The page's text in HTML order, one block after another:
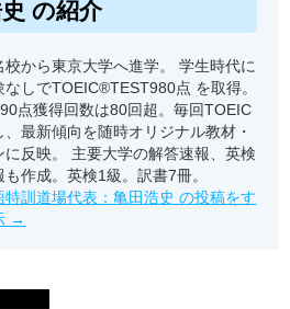
史 の紹介
校から東京大学へ進学。 学生時代に
なしでTOEIC®TEST980点 を取得。
点獲得回数は80回超。毎回TOEIC
、最新傾向を随時オリジナル教材・
に反映。 主要大学の解答速報、英検
も作成。英検1級。訳書7冊。
特訓道場代表：亀田浩史 の投稿をす
→